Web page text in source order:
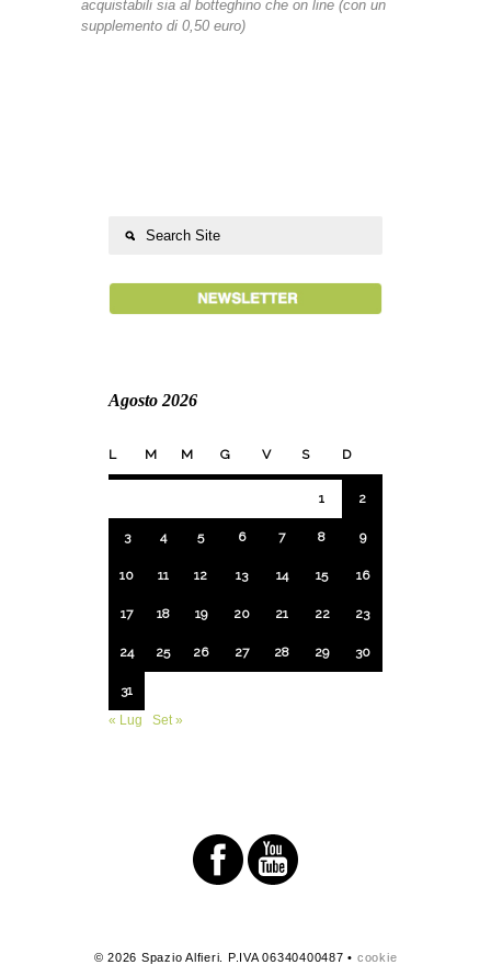
acquistabili sia al botteghino che on line (con un
supplemento di 0,50 euro)
Agosto 2026
L M M G V S D
1 2
3 4 5 6 7 8 9
10 11 12 13 14 15 16
17 18 19 20 21 22 23
24 25 26 27 28 29 30
31
« Lug
Set »
© 2026 Spazio Alfieri. P.IVA 06340400487 • cookie